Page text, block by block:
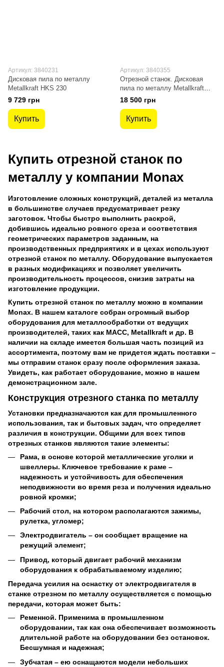
Артикул: 3840231
Дисковая пила по металлу
Metallkraft HKS 230
9 729 грн
Купить
Артикул: 3840355
Отрезной станок. Дисковая
пила по металлу Metallkraft
MTS 356
18 500 грн
Купить
Купить отрезной станок по
металлу у компании Monax
Изготовление сложных конструкций, деталей из металла
в большинстве случаев предусматривает резку
заготовок. Чтобы быстро выполнить раскрой,
добившись идеально ровного среза и соответствия
геометрических параметров заданным, на
производственных предприятиях и в цехах используют
отрезной станок по металлу. Оборудование выпускается
в разных модификациях и позволяет увеличить
производительность процессов, снизив затраты на
изготовление продукции.
Купить отрезной станок по металлу можно в компании
Monax. В нашем каталоге собран огромный выбор
оборудования для металлообработки от ведущих
производителей, таких как MACC, Metallkraft и др. В
наличии на складе имеется большая часть позиций из
ассортимента, поэтому вам не придется ждать поставки –
мы отправим станок сразу после оформления заказа.
Увидеть, как работает оборудование, можно в нашем
демонстрационном зале.
Конструкция отрезного станка по металлу
Установки предназначаются как для промышленного
использования, так и бытовых задач, что определяет
различия в конструкции. Общими для всех типов
отрезных станков являются такие элементы:
Рама, в основе которой металлические уголки и
швеллеры. Ключевое требование к раме –
надежность и устойчивость для обеспечения
неподвижности во время реза и получения идеально
ровной кромки;
Рабочий стол, на котором располагаются зажимы,
рулетка, угломер;
Электродвигатель – он сообщает вращение на
режущий элемент;
Привод, который двигает рабочий механизм
оборудования к обрабатываемому изделию;
Передача усилия на оснастку от электродвигателя в
станке отрезном по металлу осуществляется с помощью
передачи, которая может быть:
Ременной. Применима в промышленном
оборудовании, так как она обеспечивает возможность
длительной работе на оборудовании без остановок.
Бесшумная и надежная;
Зубчатая – ею оснащаются модели небольших